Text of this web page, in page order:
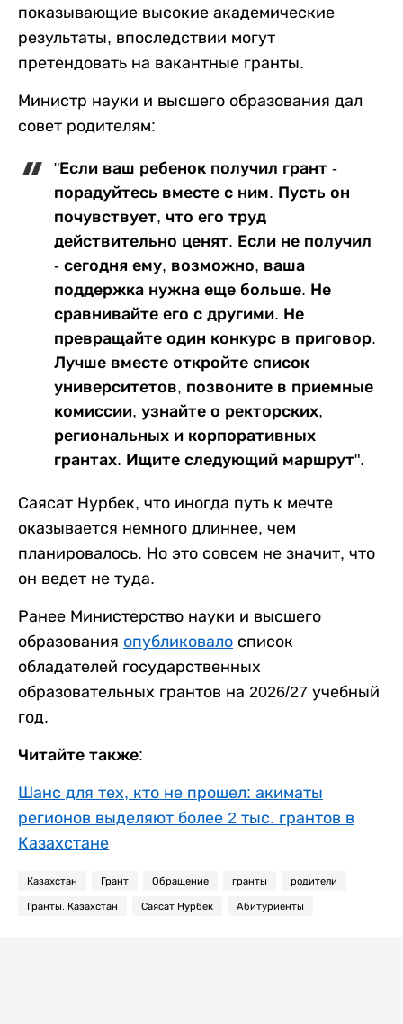
показывающие высокие академические
результаты, впоследствии могут
претендовать на вакантные гранты.
Министр науки и высшего образования дал
совет родителям:
"Если ваш ребенок получил грант -
порадуйтесь вместе с ним. Пусть он
почувствует, что его труд
действительно ценят. Если не получил
- сегодня ему, возможно, ваша
поддержка нужна еще больше. Не
сравнивайте его с другими. Не
превращайте один конкурс в приговор.
Лучше вместе откройте список
университетов, позвоните в приемные
комиссии, узнайте о ректорских,
региональных и корпоративных
грантах. Ищите следующий маршрут".
Саясат Нурбек, что иногда путь к мечте
оказывается немного длиннее, чем
планировалось. Но это совсем не значит, что
он ведет не туда.
Ранее Министерство науки и высшего
образования опубликовало список
обладателей государственных
образовательных грантов на 2026/27 учебный
год.
Читайте также:
Шанс для тех, кто не прошел: акиматы
регионов выделяют более 2 тыс. грантов в
Казахстане
Казахстан Грант Обращение гранты родители
Гранты. Казахстан Саясат Нурбек Абитуриенты